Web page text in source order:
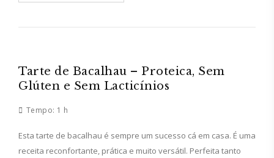
Tarte de Bacalhau – Proteica, Sem
Glúten e Sem Lacticínios
Tempo: 1 h
Esta tarte de bacalhau é sempre um sucesso cá em casa. É uma
receita reconfortante, prática e muito versátil. Perfeita tanto